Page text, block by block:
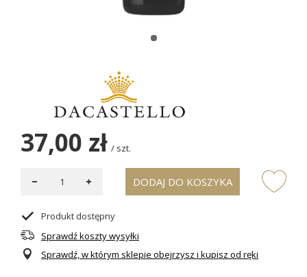
37,00 zł / szt.
DODAJ DO KOSZYKA
Produkt dostępny
Sprawdź koszty wysyłki
Sprawdź, w którym sklepie obejrzysz i kupisz od ręki